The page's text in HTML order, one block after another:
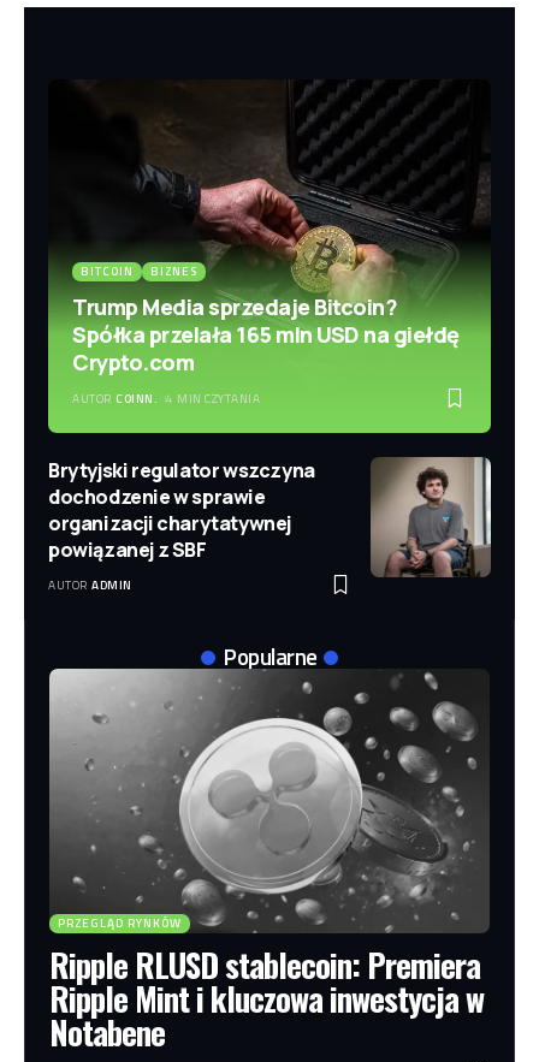
BITCOIN BIZNES
Trump Media sprzedaje Bitcoin?
Spółka przelała 165 mln USD na giełdę
Crypto.com
AUTOR COINN. 4 MIN CZYTANIA
Brytyjski regulator wszczyna
dochodzenie w sprawie
organizacji charytatywnej
powiązanej z SBF
AUTOR ADMIN
Popularne
PRZEGLĄD RYNKÓW
Ripple RLUSD stablecoin: Premiera
Ripple Mint i kluczowa inwestycja w
Notabene